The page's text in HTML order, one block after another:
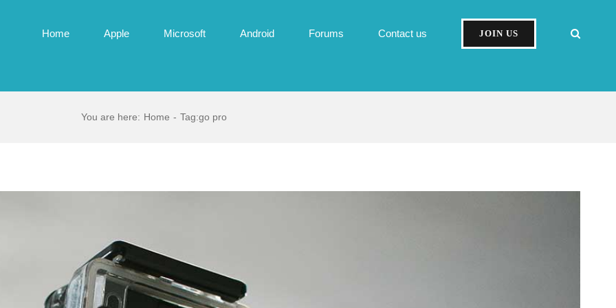
Home Apple Microsoft Android Forums Contact us JOIN US
You are here: Home - Tag:go pro